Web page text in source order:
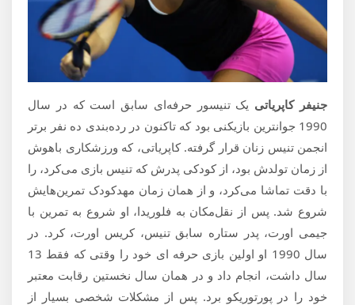
جنیفر کاپریاتی یک تنیسور حرفه‌ای سابق است که در سال
1990 جوانترین بازیکنی بود که تاکنون در رده‌بندی ده نفر برتر
انجمن تنیس زنان قرار گرفته. کاپریاتی، که ورزشکاری باهوش
از زمان تولدش بود، از کودکی پدرش که تنیس بازی می‌کرد، را
با دقت تماشا می‌کرد، و از همان زمان مهد‌کودک تمرین‌هایش
شروع شد. پس از نقل‌مکان به فلوریدا، او شروع به تمرین با
جیمی اورت، پدر ستاره سابق تنیس، کریس اورت، کرد. در
سال 1990 او اولین بازی حرفه ای خود را وقتی که فقط 13
سال داشت، انجام داد و در همان سال نخستین رقابت معتبر
خود را در پورتوریکو برد. پس از مشکلات شخصی بسیار از